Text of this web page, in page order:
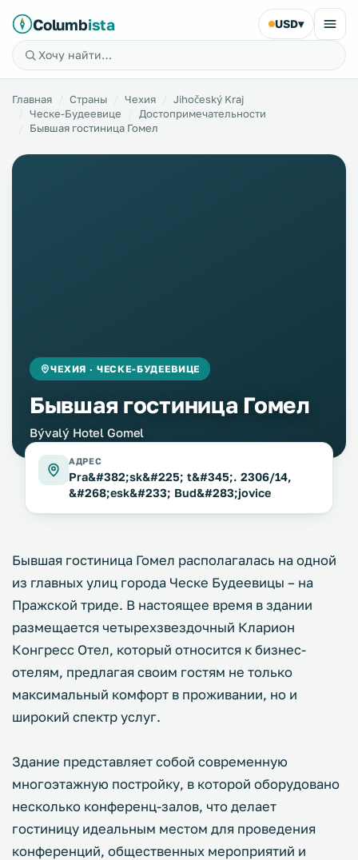
Columbista USD▾
Главная Страны Чехия
Jihočeský Kraj
Ческе-Будеевице
Достопримечательности
Бывшая гостиница Гомел
ЧЕХИЯ · ЧЕСКЕ-БУДЕЕВИЦЕ
Бывшая гостиница Гомел
Bývalý Hotel Gomel
АДРЕС
Pra&#382;sk&#225; t&#345;. 2306/14,
&#268;esk&#233; Bud&#283;jovice
Бывшая гостиница Гомел располагалась на одной
из главных улиц города Ческе Будеевицы – на
Пражской триде. В настоящее время в здании
размещается четырехзвездочный Кларион
Конгресс Отел, который относится к бизнес-
отелям, предлагая своим гостям не только
максимальный комфорт в проживании, но и
широкий спектр услуг.
Здание представляет собой современную
многоэтажную постройку, в которой оборудовано
несколько конференц-залов, что делает
гостиницу идеальным местом для проведения
конференций, общественных мероприятий и